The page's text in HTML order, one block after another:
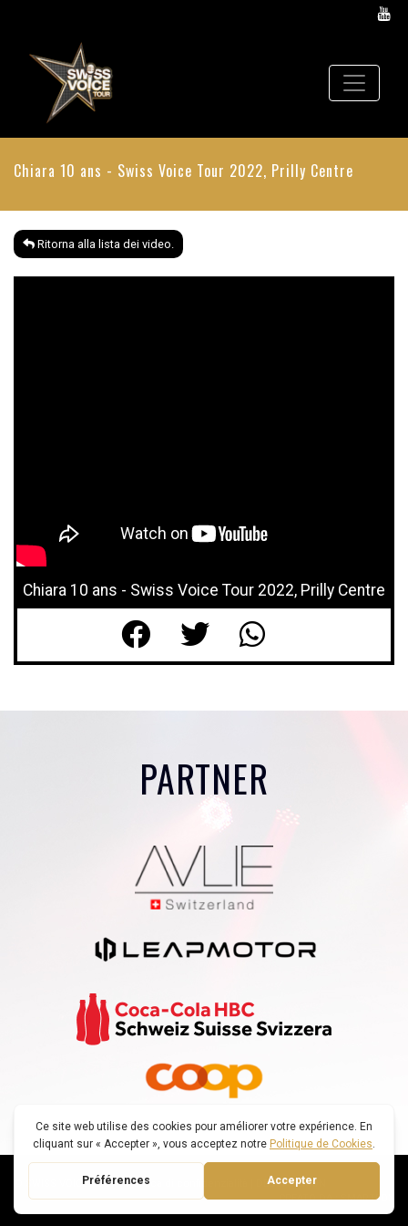
Chiara 10 ans - Swiss Voice Tour 2022, Prilly Centre
Ritorna alla lista dei video.
Chiara 10 ans - Swiss Voice Tour 2022, Prilly Centre
PARTNER
© SWISS VOICE TOUR |Politica di confidenzialità
DECONNEXION
CREATO DA : SMARTFOX